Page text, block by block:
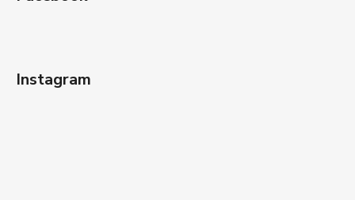
Instagram